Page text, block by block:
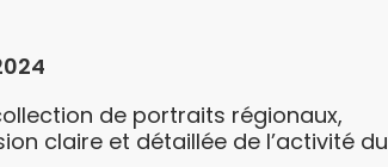
de portraits régionaux,
claire et détaillée de l’activité du